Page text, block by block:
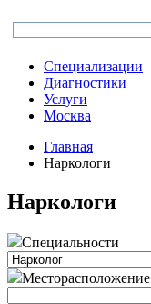
Специализации
Диагностики
Услуги
Москва
Главная
Наркологи
Наркологи
Специальности
Месторасположение